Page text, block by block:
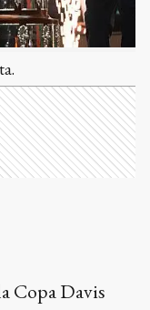
Copa Davis